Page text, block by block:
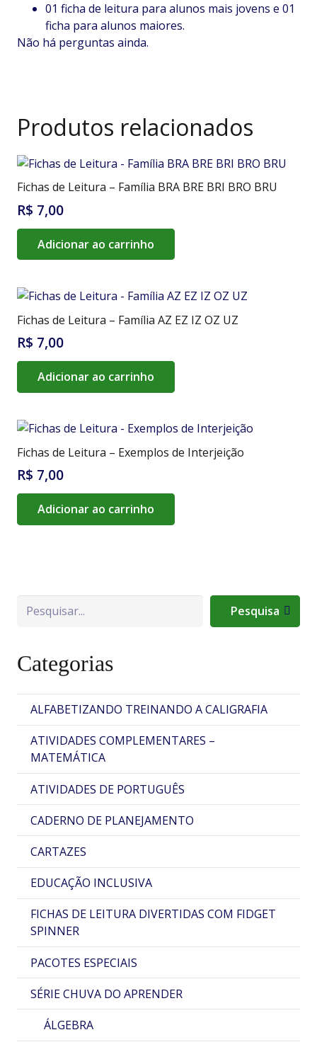
01 ficha de leitura para alunos mais jovens e 01
ficha para alunos maiores.
Não há perguntas ainda.
Produtos relacionados
Fichas de Leitura – Família BRA BRE BRI BRO BRU
R$ 7,00
Adicionar ao carrinho
Fichas de Leitura – Família AZ EZ IZ OZ UZ
R$ 7,00
Adicionar ao carrinho
Fichas de Leitura – Exemplos de Interjeição
R$ 7,00
Adicionar ao carrinho
Pesquisa Pesquisa
Categorias
ALFABETIZANDO TREINANDO A CALIGRAFIA
ATIVIDADES COMPLEMENTARES –
MATEMÁTICA
ATIVIDADES DE PORTUGUÊS
CADERNO DE PLANEJAMENTO
CARTAZES
EDUCAÇÃO INCLUSIVA
FICHAS DE LEITURA DIVERTIDAS COM FIDGET
SPINNER
PACOTES ESPECIAIS
SÉRIE CHUVA DO APRENDER
ÁLGEBRA